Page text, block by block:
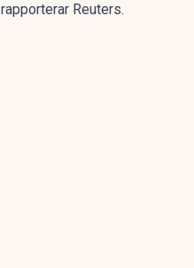
rapporterar Reuters.